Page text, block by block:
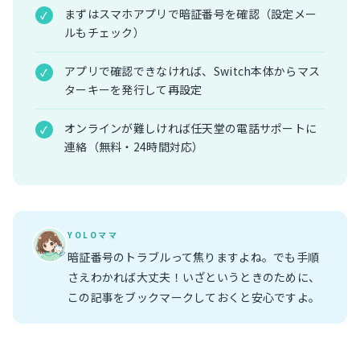
まずはスマホアプリで暗証番号を確認（設定メー
ルもチェック）
アプリで確認できなければ、Switch本体からマス
ターキーを発行して再設定
オンラインが難しければ任天堂の電話サポートに
連絡（無料・24時間対応）
YOLOママ
暗証番号のトラブルって焦りますよね。でも手順
さえわかれば大丈夫！いざというときのために、
この記事をブックマークしておくと安心ですよ。